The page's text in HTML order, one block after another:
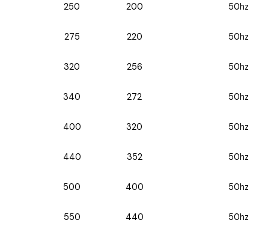
250 200 50hz
275 220 50hz
320 256 50hz
340 272 50hz
400 320 50hz
440 352 50hz
500 400 50hz
550 440 50hz